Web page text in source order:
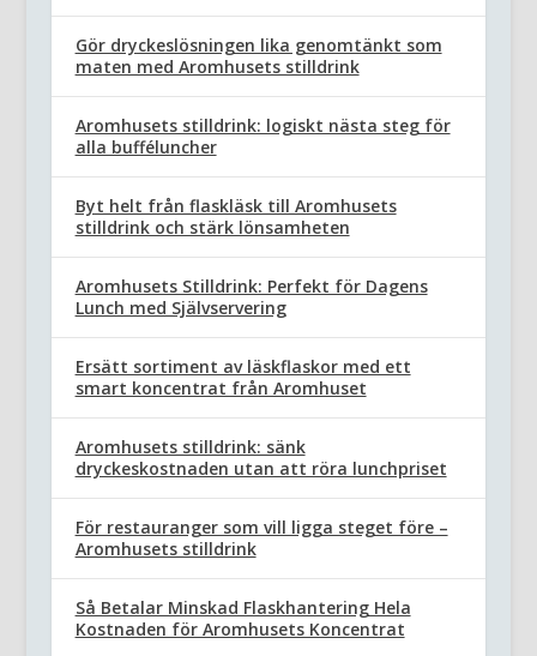
Gör dryckeslösningen lika genomtänkt som
maten med Aromhusets stilldrink
Aromhusets stilldrink: logiskt nästa steg för
alla bufféluncher
Byt helt från flaskläsk till Aromhusets
stilldrink och stärk lönsamheten
Aromhusets Stilldrink: Perfekt för Dagens
Lunch med Självservering
Ersätt sortiment av läskflaskor med ett
smart koncentrat från Aromhuset
Aromhusets stilldrink: sänk
dryckeskostnaden utan att röra lunchpriset
För restauranger som vill ligga steget före –
Aromhusets stilldrink
Så Betalar Minskad Flaskhantering Hela
Kostnaden för Aromhusets Koncentrat